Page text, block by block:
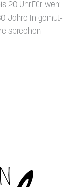
20 UhrFür wen:
Jahre In gemüt­
sprechen